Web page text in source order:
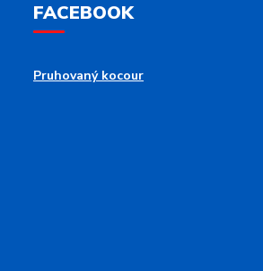
FACEBOOK
Pruhovaný kocour